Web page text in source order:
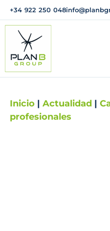
+34 922 250 048
Inicio | Actualidad |
profesionales